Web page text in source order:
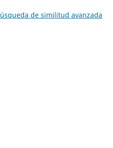
de similitud avanzada